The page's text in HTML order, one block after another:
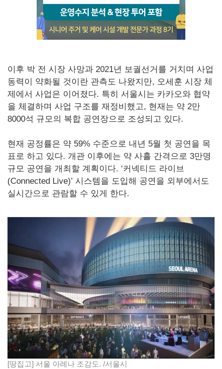
이후 박 전 시장 사망과 2021년 보궐선거를 거치며 사업
동력이 약화될 것이란 관측도 나왔지만, 오세훈 시장 체
제에서 사업은 이어졌다. 특히 서울시는 카카오와 협약
을 체결하며 사업 구조를 재정비했고, 현재는 약 2만
8000석 규모의 복합 공연장으로 조성되고 있다.
현재 공정률은 약 59% 수준으로 내년 5월 첫 공연을 목
표로 하고 있다. 개관 이후에는 약 사흘 간격으로 3만명
규모 공연을 개최할 계획이다. ‘커넥티드 라이브
(Connected Live)’ 시스템을 도입해 공연을 외부에서도
실시간으로 관람할 수 있게 한다.
[땅집고] 서울 아레나 조감도. /서울시